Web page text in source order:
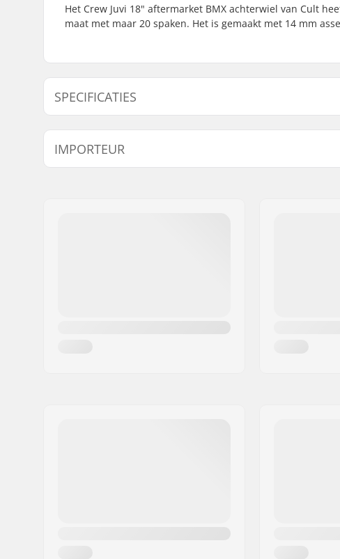
Het Crew Juvi 18" aftermarket BMX achterwiel van Cult
maat met maar 20 spaken. Het is gemaakt met 14 mm
SPECIFICATIES
BMX Discipline:
Freestyle BMX
Velg Materiaal:
BMX Wiel:
Rear
IMPORTEUR